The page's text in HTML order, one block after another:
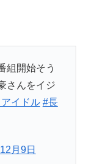
組開始そう
さんをイジ
イドル #長
月9日